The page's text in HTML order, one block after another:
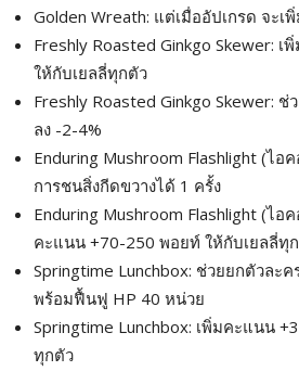
Golden Wreath: แต่เมื่ออัปเกรด จะเ
Freshly Roasted Ginkgo Skewer:
ให้กับเยลลี่ทุกตัว
Freshly Roasted Ginkgo Skewer:
ลง -2-4%
Enduring Mushroom Flashlight (ไอ
การชนสิ่งกีดขวางได้ 1 ครั้ง
Enduring Mushroom Flashlight (ไอ
คะแนน +70-250 พอยท์ ให้กับเยลลี่ทุ
Springtime Lunchbox: ช่วยยกตัวละ
พร้อมฟื้นฟู HP 40 หน่วย
Springtime Lunchbox: เพิ่มคะแนน
ทุกตัว